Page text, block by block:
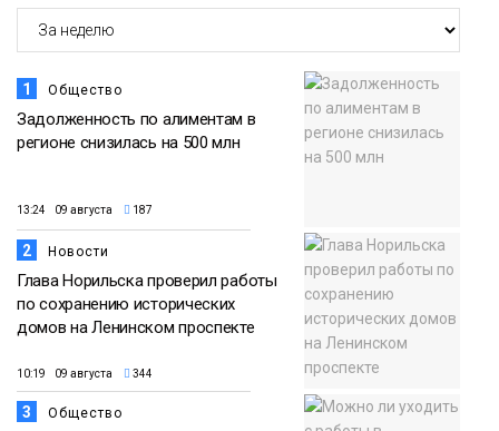
1 Общество
Задолженность по алиментам в
регионе снизилась на 500 млн
13:24 09 августа 187
2 Новости
Глава Норильска проверил работы
по сохранению исторических
домов на Ленинском проспекте
10:19 09 августа 344
3 Общество